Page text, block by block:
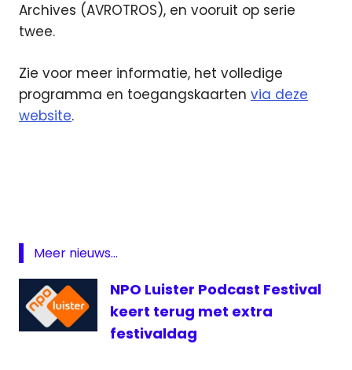
Archives (AVROTROS), en vooruit op serie
twee.
Zie voor meer informatie, het volledige
programma en toegangskaarten via deze
website.
Meer nieuws...
NPO Luister Podcast Festival
keert terug met extra
festivaldag